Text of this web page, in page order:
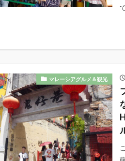
マレーシアグルメ＆観光